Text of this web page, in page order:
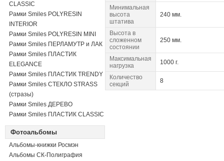
CLASSIC
Рамки Smiles POLYRESIN
INTERIOR
Рамки Smiles POLYRESIN MINI
Рамки Smiles ПЕРЛАМУТР и ЛАК
Рамки Smiles ПЛАСТИК
ELEGANCE
Рамки Smiles ПЛАСТИК TRENDY
Рамки Smiles СТЕКЛО STRASS
(стразы)
Рамки Smiles ДЕРЕВО
Рамки Smiles ПЛАСТИК CLASSIC
Фотоальбомы
Альбомы-книжки Росмэн
Альбомы СК-Полиграфия
Минимальная
высота
штатива
240 мм.
Высота в
сложенном
состоянии
250 мм.
Максимальная
нагрузка
1000 г.
Количество
секций
8